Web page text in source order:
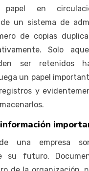
papel en
un sistema de
de copias
Solo
ser retenidos
un papel
y
una empresa
su futuro.